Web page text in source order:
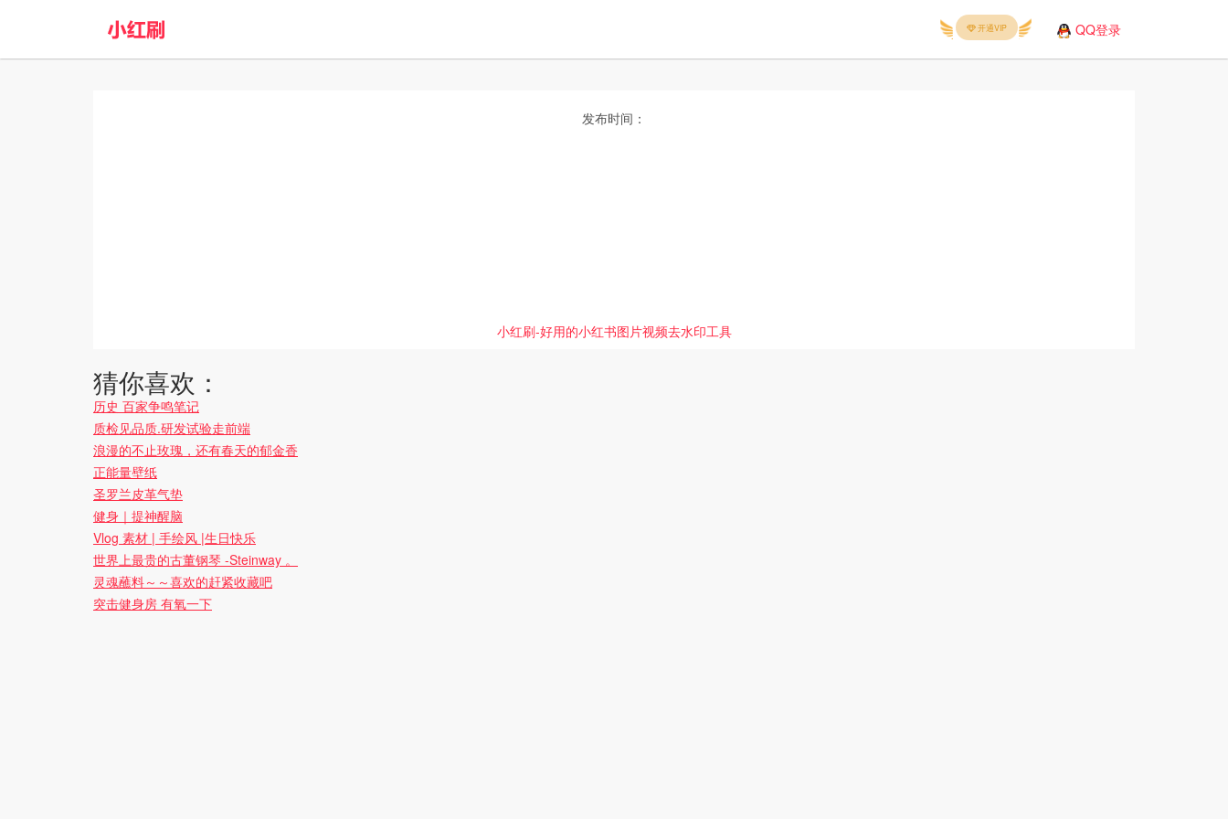
QQ登录
开通VIP
发布时间：
小红刷-好用的小红书图片视频去水印工具
猜你喜欢：
历史 百家争鸣笔记
质检见品质.研发试验走前端
浪漫的不止玫瑰，还有春天的郁金香
正能量壁纸
圣罗兰皮革气垫
健身｜提神醒脑
Vlog 素材 | 手绘风 |生日快乐
世界上最贵的古董钢琴 -Steinway 。
灵魂蘸料～～喜欢的赶紧收藏吧
突击健身房 有氧一下